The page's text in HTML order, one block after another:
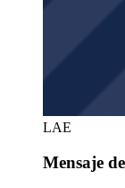
LAE
Mensaje